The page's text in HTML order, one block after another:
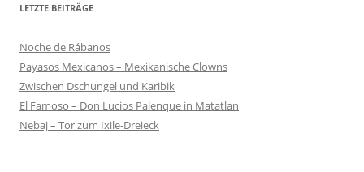
LETZTE BEITRÄGE
Noche de Rábanos
Payasos Mexicanos – Mexikanische Clowns
Zwischen Dschungel und Karibik
El Famoso – Don Lucios Palenque in Matatlan
Nebaj – Tor zum Ixile-Dreieck